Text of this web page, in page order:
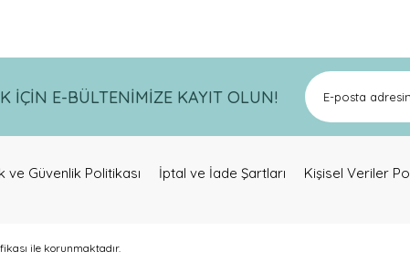
İÇİN E-BÜLTENİMİZE KAYIT OLUN!
ve Güvenlik Politikası İptal ve İade Şartları Kişisel Veriler
ile korunmaktadır.